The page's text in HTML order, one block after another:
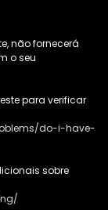
não fornecerá
o seu
para verificar
do-i-have-
sobre